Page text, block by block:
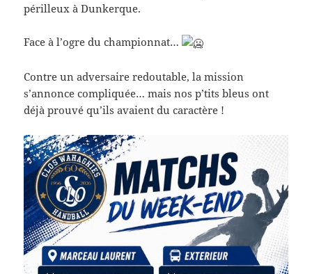
périlleux à Dunkerque.
Face à l’ogre du championnat…
Contre un adversaire redoutable, la mission
s’annonce compliquée… mais nos p’tits bleus ont
déjà prouvé qu’ils avaient du caractère !